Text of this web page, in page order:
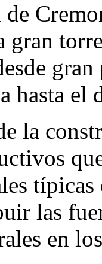
gran
hasta el
la
las
en